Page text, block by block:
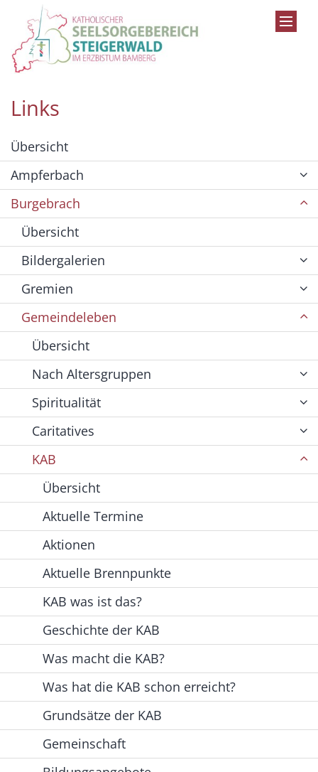
Zum Inhalt springen
Links
Übersicht
Ampferbach
Burgebrach
Übersicht
Bildergalerien
Gremien
Gemeindeleben
Übersicht
Nach Altersgruppen
Spiritualität
Caritatives
KAB
Übersicht
Aktuelle Termine
Aktionen
Aktuelle Brennpunkte
KAB was ist das?
Geschichte der KAB
Was macht die KAB?
Was hat die KAB schon erreicht?
Grundsätze der KAB
Gemeinschaft